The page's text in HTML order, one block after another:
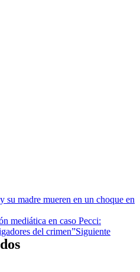
su madre mueren en un choque en
mediática en caso Pecci:
del crimen”Siguiente